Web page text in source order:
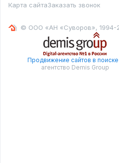
Карта сайтаЗаказать звонок
© ООО «АН «Суворов», 1994-
Продвижение сайтов в поиске
агентство Demis Group